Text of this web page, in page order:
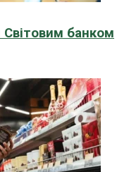
Світовим банком